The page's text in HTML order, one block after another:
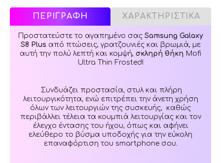
ΠΕΡΙΓΡΑΦΗ ΧΑΡΑΚΤΗΡΙΣΤΙΚΑ
Προστατεύστε το αγαπημένο σας Samsung Galaxy
S8 Plus από πτώσεις, γρατζουνιές και βρωμιά, με
αυτή την πολύ λεπτή και κομψή, σκληρή θήκη Mofi
Ultra Thin Frosted!
Συνδυάζει προστασία, στυλ και πλήρη
λειτουργικότητα, ενώ επιτρέπει την άνετη χρήση
όλων των λειτουργιών της συσκευής, καθώς
περιβάλλει τέλεια τα κουμπιά λειτουργίας και τον
έλεγχο έντασης του ήχου, όπως και αφήνει
ελεύθερο το βύσμα υποδοχής για την εύκολη
επαναφόρτιση του smartphone σου.